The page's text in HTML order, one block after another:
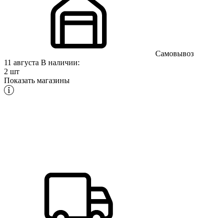
Самовывоз
11 августа В наличии:
2 шт
Показать магазины